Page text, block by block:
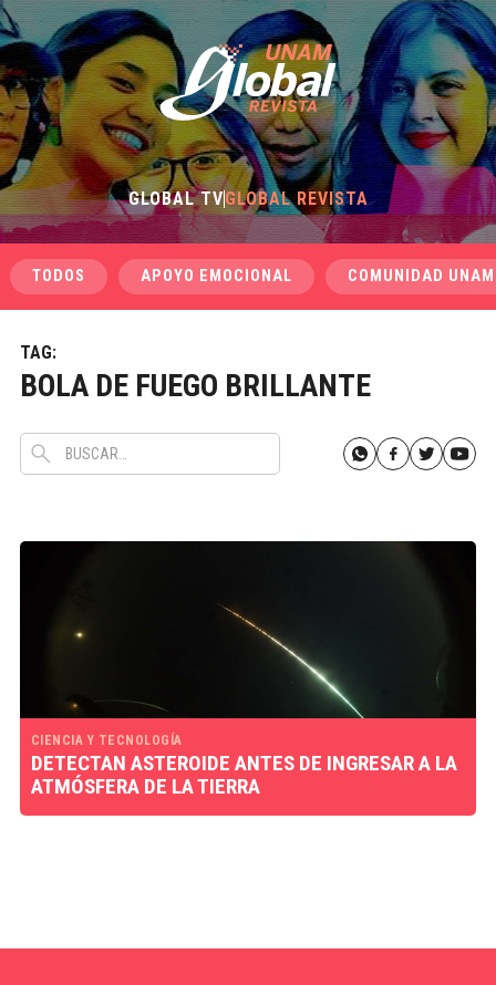
GLOBAL TVGLOBAL REVISTA
TODOS APOYO EMOCIONAL COMUNIDAD UNAM
TAG:
BOLA DE FUEGO BRILLANTE
CIENCIA Y TECNOLOGÍA
DETECTAN ASTEROIDE ANTES DE INGRESAR A LA
ATMÓSFERA DE LA TIERRA